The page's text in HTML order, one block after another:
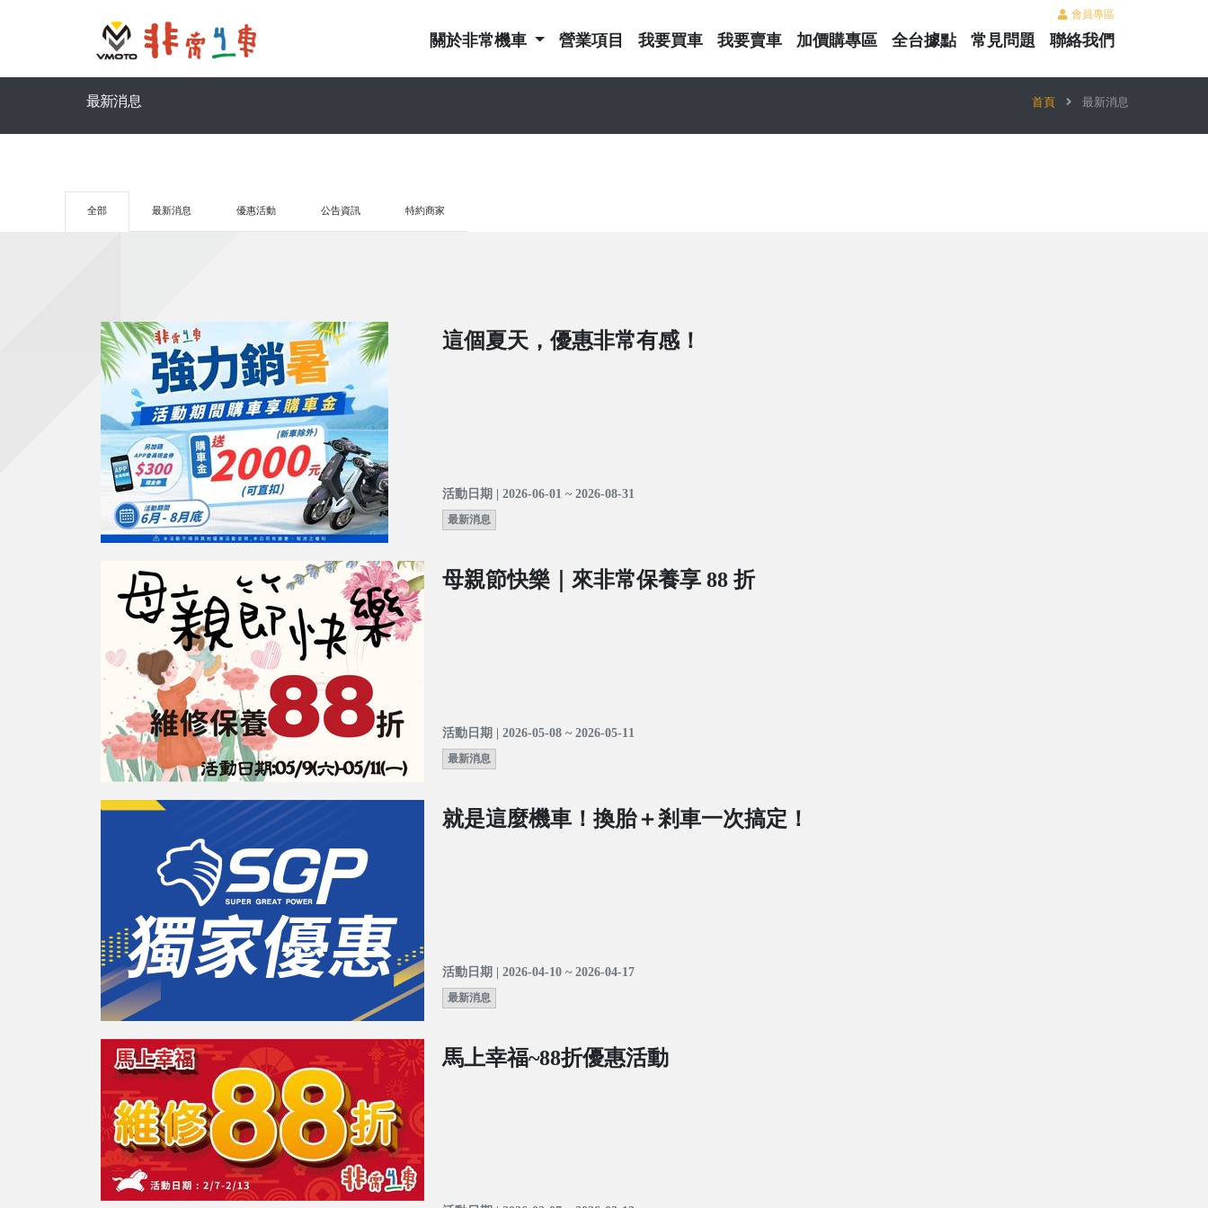
會員專區
關於非常機車 營業項目 我要買車 我要賣車 加價購專區 全台據點 常見問題 聯絡我們
最新消息 首頁 最新消息
全部 最新消息 優惠活動 公告資訊 特約商家
這個夏天，優惠非常有感！
活動日期 | 2026-06-01 ~ 2026-08-31
最新消息
母親節快樂｜來非常保養享 88 折
活動日期 | 2026-05-08 ~ 2026-05-11
最新消息
就是這麼機車！換胎＋剎車一次搞定！
活動日期 | 2026-04-10 ~ 2026-04-17
最新消息
馬上幸福~88折優惠活動